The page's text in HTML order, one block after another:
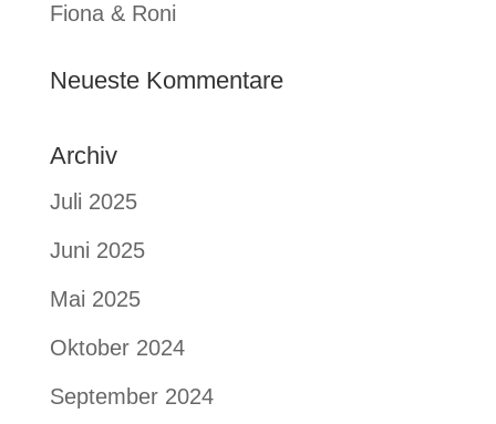
Fiona & Roni
Neueste Kommentare
Archiv
Juli 2025
Juni 2025
Mai 2025
Oktober 2024
September 2024